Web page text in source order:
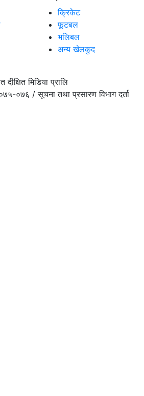
क्रिकेट
फूटबल
भलिबल
अन्य खेलकुद
दीक्षित मिडिया प्रालि
०७६ / सूचना तथा प्रसारण विभाग दर्ता